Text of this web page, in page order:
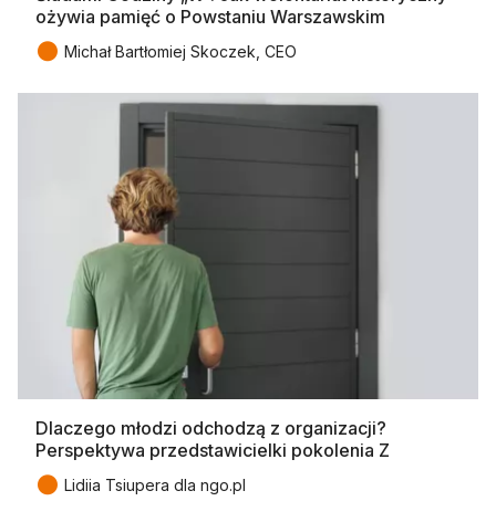
ożywia pamięć o Powstaniu Warszawskim
● Michał Bartłomiej Skoczek, CEO
Dlaczego młodzi odchodzą z organizacji?
Perspektywa przedstawicielki pokolenia Z
● Lidiia Tsiupera dla ngo.pl